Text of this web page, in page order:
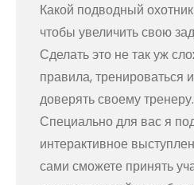
Какой подводный
чтобы увеличить свою
Сделать это не так уж
правила, тренироваться
доверять своему тренеру.
Специально для вас я
интерактивное
сами сможете принять